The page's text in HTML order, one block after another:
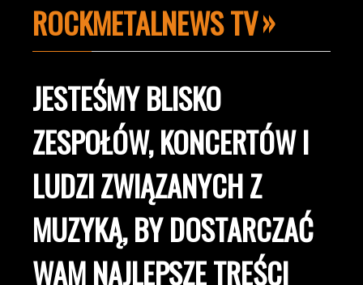
ROCKMETALNEWS TV
JESTEŚMY BLISKO
ZESPOŁÓW, KONCERTÓW I
LUDZI ZWIĄZANYCH Z
MUZYKĄ, BY DOSTARCZAĆ
WAM NAJLEPSZE TREŚCI